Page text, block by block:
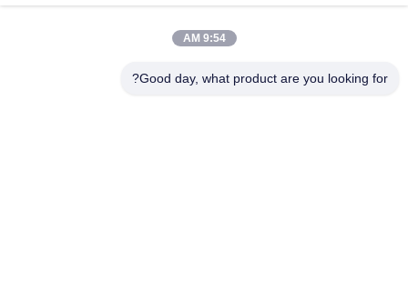
احصل على افضل سعر احصل على افضل سعر
9:54 AM
Good day, what product are you looking for?